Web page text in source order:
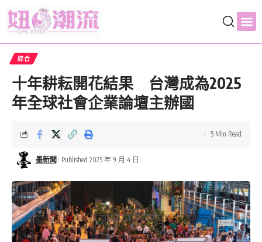
綜合
十年耕耘開花結果 台灣成為2025
年全球社會企業論壇主辦國
墨新聞 Published 2025 年 9 月 4 日
5 Min Read